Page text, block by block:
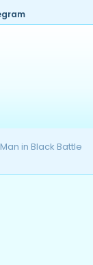
in Black Battle